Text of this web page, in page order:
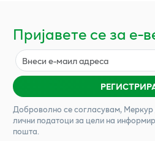
Пријавете се за е-
Доброволно се согласувам, Меркур
лични податоци за цели на
пошта.